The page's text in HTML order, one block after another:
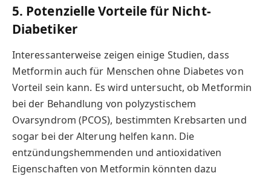
5. Potenzielle Vorteile für Nicht-
Diabetiker
Interessanterweise zeigen einige Studien, dass
Metformin auch für Menschen ohne Diabetes von
Vorteil sein kann. Es wird untersucht, ob Metformin
bei der Behandlung von polyzystischem
Ovarsyndrom (PCOS), bestimmten Krebsarten und
sogar bei der Alterung helfen kann. Die
entzündungshemmenden und antioxidativen
Eigenschaften von Metformin könnten dazu